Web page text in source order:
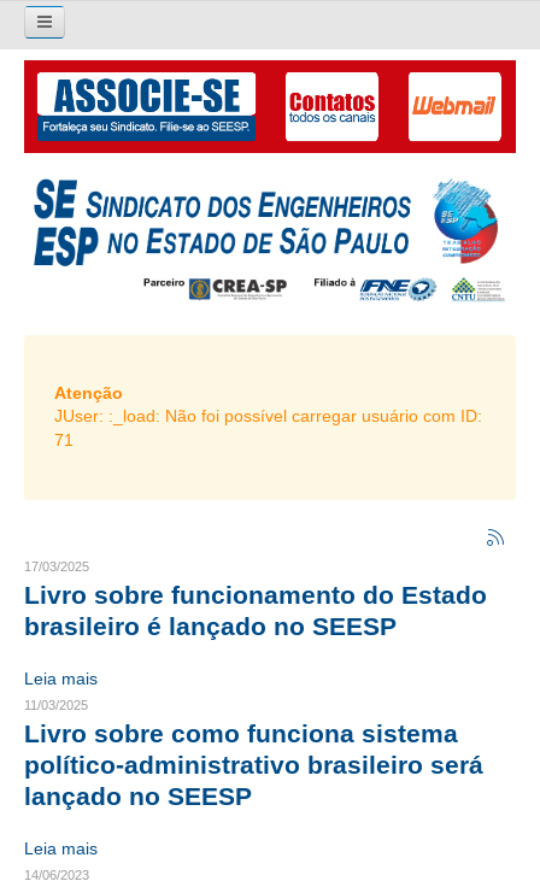
Pesquisar...
O SINDICATO
APRESENTAÇÃO
PALAVRA DO PRESIDENTE
DIRETORIA
LIVRO GESTÃO 2026-2029
SUBSEDES SINDICAIS
CRESCE BRASIL
CONSELHO TECNOLÓGICO
HISTÓRICO E ATUAÇÃO
COMPOSIÇÃO
CONSELHOS ASSESSORES
NÚCLEO DA MULHER ENGENHEIRA
Atenção
JUser: :_load: Não foi possível carregar usuário com ID:
71
17/03/2025
Livro sobre funcionamento do Estado
brasileiro é lançado no SEESP
Leia mais
11/03/2025
Livro sobre como funciona sistema
político-administrativo brasileiro será
lançado no SEESP
Leia mais
14/06/2023